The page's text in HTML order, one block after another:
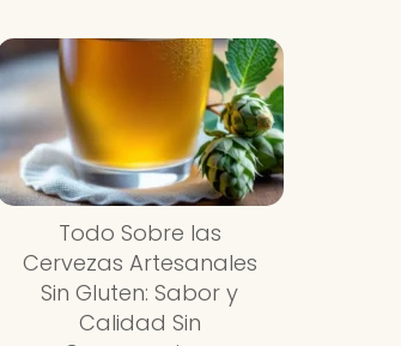
Todo Sobre las
Cervezas Artesanales
Sin Gluten: Sabor y
Calidad Sin